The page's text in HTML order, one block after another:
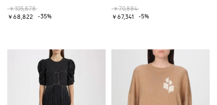
￥105,878
￥68,822
-35%
￥70,884
￥67,341
-5%